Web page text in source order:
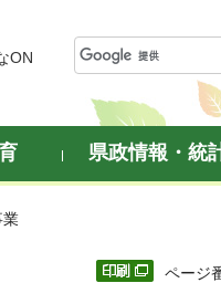
ON
県政情報・統
業
ページ